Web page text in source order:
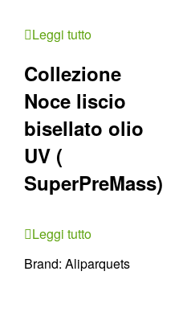
Leggi tutto
Collezione
Noce liscio
bisellato olio
UV (
SuperPreMass)
Leggi tutto
Brand: Aliparquets